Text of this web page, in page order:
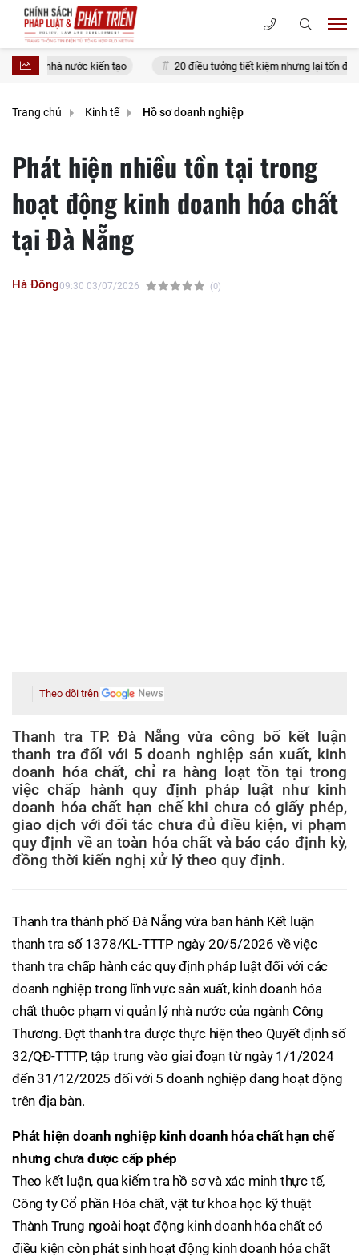
kiến tạo 20 điều tưởng tiết kiệm nhưng lại tốn đống tiền
Trang chủ Kinh tế Hồ sơ doanh nghiệp
Phát hiện nhiều tồn tại trong
hoạt động kinh doanh hóa chất
tại Đà Nẵng
Hà Đông09:30 03/07/2026 (0)
Theo dõi trên
Thanh tra TP. Đà Nẵng vừa công bố kết luận
thanh tra đối với 5 doanh nghiệp sản xuất, kinh
doanh hóa chất, chỉ ra hàng loạt tồn tại trong
việc chấp hành quy định pháp luật như kinh
doanh hóa chất hạn chế khi chưa có giấy phép,
giao dịch với đối tác chưa đủ điều kiện, vi phạm
quy định về an toàn hóa chất và báo cáo định kỳ,
đồng thời kiến nghị xử lý theo quy định.
Thanh tra thành phố Đà Nẵng vừa ban hành Kết luận
thanh tra số 1378/KL-TTTP ngày 20/5/2026 về việc
thanh tra chấp hành các quy định pháp luật đối với các
doanh nghiệp trong lĩnh vực sản xuất, kinh doanh hóa
chất thuộc phạm vi quản lý nhà nước của ngành Công
Thương. Đợt thanh tra được thực hiện theo Quyết định số
32/QĐ-TTTP, tập trung vào giai đoạn từ ngày 1/1/2024
đến 31/12/2025 đối với 5 doanh nghiệp đang hoạt động
trên địa bàn.
Phát hiện doanh nghiệp kinh doanh hóa chất hạn chế
nhưng chưa được cấp phép
Theo kết luận, qua kiểm tra hồ sơ và xác minh thực tế,
Công ty Cổ phần Hóa chất, vật tư khoa học kỹ thuật
Thành Trung ngoài hoạt động kinh doanh hóa chất có
điều kiện còn phát sinh hoạt động kinh doanh hóa chất